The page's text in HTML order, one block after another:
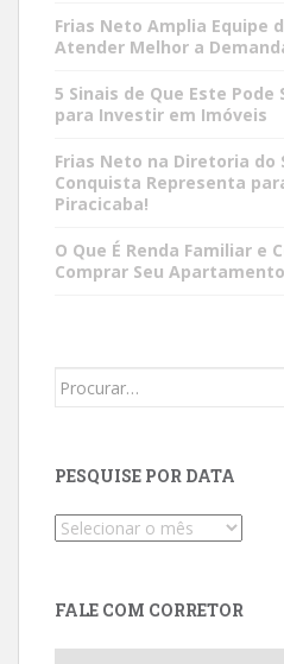
Frias Neto Amplia Equipe
Atender Melhor a
5 Sinais de Que Este
para Investir em Imóveis
Frias Neto na Diretoria do
Conquista Representa
Piracicaba!
O Que É Renda Familiar e
Comprar Seu Apartamento
Search
PESQUISE POR DATA
Pesquise
FALE COM CORRETOR